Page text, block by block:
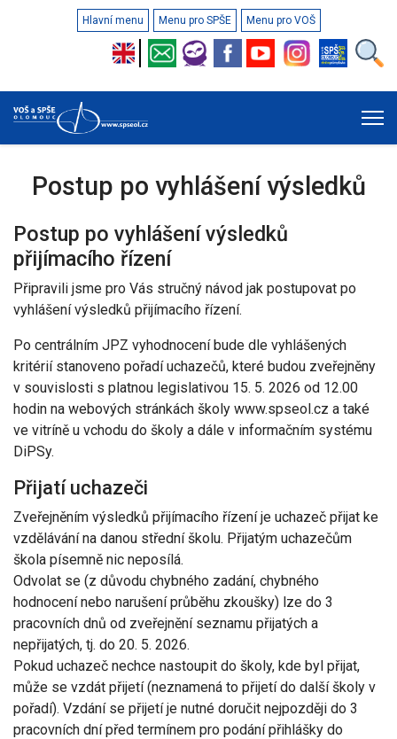
Hlavní menu Menu pro SPŠE Menu pro VOŠ
Postup po vyhlášení výsledků
Postup po vyhlášení výsledků
přijímacího řízení
Připravili jsme pro Vás stručný návod jak postupovat po
vyhlášení výsledků přijímacího řízení.
Po centrálním JPZ vyhodnocení bude dle vyhlášených
kritérií stanoveno pořadí uchazečů, které budou zveřejněny
v souvislosti s platnou legislativou 15. 5. 2026 od 12.00
hodin na webových stránkách školy www.spseol.cz a také
ve vitríně u vchodu do školy a dále v informačním systému
DiPSy.
Přijatí uchazeči
Zveřejněním výsledků přijímacího řízení je uchazeč přijat ke
vzdělávání na danou střední školu. Přijatým uchazečům
škola písemně nic neposílá.
Odvolat se (z důvodu chybného zadání, chybného
hodnocení nebo narušení průběhu zkoušky) lze do 3
pracovních dnů od zveřejnění seznamu přijatých a
nepřijatých, tj. do 20. 5. 2026.
Pokud uchazeč nechce nastoupit do školy, kde byl přijat,
může se vzdát přijetí (neznamená to přijetí do další školy v
pořadí). Vzdání se přijetí je nutné doručit nejpozději do 3
pracovních dní před termínem pro podání přihlášky do